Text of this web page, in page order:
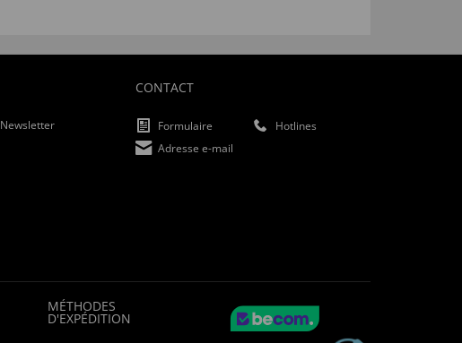
Newsletter
CONTACT
Formulaire
Hotlines
Adresse e-mail
MÉTHODES
D'EXPÉDITION